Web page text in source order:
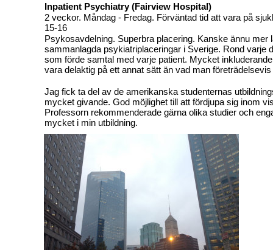
Inpatient Psychiatry (Fairview Hospital)
2 veckor. Måndag - Fredag. Förväntad tid att vara på
15-16
Psykosavdelning. Superbra placering. Kanske ännu mer
sammanlagda psykiatriplaceringar i Sverige. Rond varje
som förde samtal med varje patient. Mycket
vara delaktig på ett annat sätt än vad man
Jag fick ta del av de amerikanska studenternas
mycket givande. God möjlighet till att fördjupa sig inom
Professorn rekommenderade gärna olika studier och
mycket i min utbildning.